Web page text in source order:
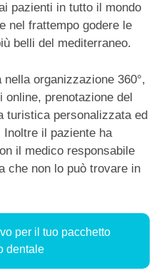
pazienti in tutto il mondo
nel frattempo godere le
belli del mediterraneo.
organizzazione 360°,
online, prenotazione del
turistica personalizzata ed
il paziente ha
il medico responsabile
che non lo può trovare in
per il tuo pacchetto
dentale